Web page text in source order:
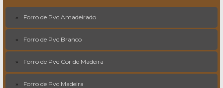
Forro de Pvc Amadeirado
Forro de Pvc Branco
Forro de Pvc Cor de Madeira
Forro de Pvc Madeira